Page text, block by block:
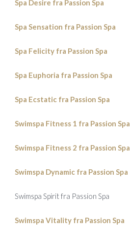
Spa Desire fra Passion Spa
Spa Sensation fra Passion Spa
Spa Felicity fra Passion Spa
Spa Euphoria fra Passion Spa
Spa Ecstatic fra Passion Spa
Swimspa Fitness 1 fra Passion Spa
Swimspa Fitness 2 fra Passion Spa
Swimspa Dynamic fra Passion Spa
Swimspa Spirit fra Passion Spa
Swimspa Vitality fra Passion Spa